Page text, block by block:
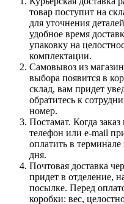
товар поступит на
для уточнения
удобное время
упаковку на
комплектации.
Самовывоз из
выбора появится в
склад, вам придет
обратитесь к
номер.
Постамат. Когда
телефон или e-mail
оплатить в
дня.
Почтовая доставка
придет в отделение,
посылке. Перед
коробки: вес,